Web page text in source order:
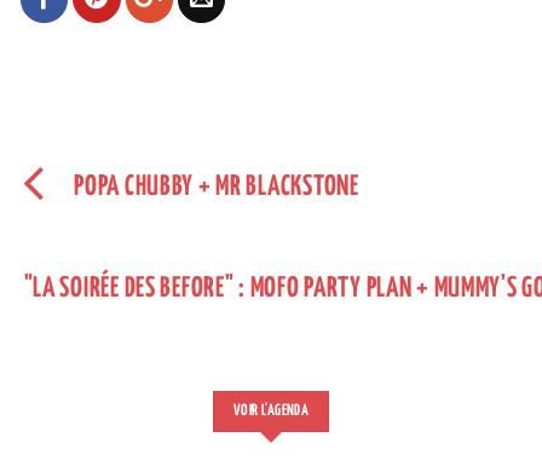
POPA CHUBBY + MR BLACKSTONE
"LA SOIRÉE DES BEFORE" : MOFO PARTY PLAN + MUMMY'S
VOIR L'AGENDA